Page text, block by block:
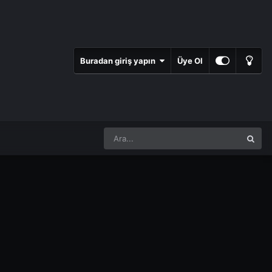
Buradan giriş yapın Üye Ol